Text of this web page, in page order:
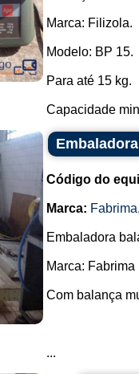
Marca: Filizola.
Modelo: BP 15.
Para até 15 kg.
Capacidade
Código do
Marca: Fabrima
Embaladora
Marca: Fabrima
Com balança
...